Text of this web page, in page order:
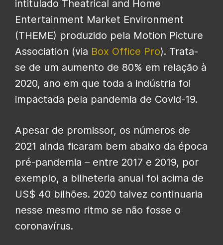
intitulado Theatrical and Home
Entertainment Market Environment
(THEME) produzido pela Motion Picture
Association (via Box Office Pro). Trata-
se de um aumento de 80% em relação à
2020, ano em que toda a indústria foi
impactada pela pandemia de Covid-19.
Apesar de promissor, os números de
2021 ainda ficaram bem abaixo da época
pré-pandemia – entre 2017 e 2019, por
exemplo, a bilheteria anual foi acima de
US$ 40 bilhões. 2020 talvez continuaria
nesse mesmo ritmo se não fosse o
coronavírus.